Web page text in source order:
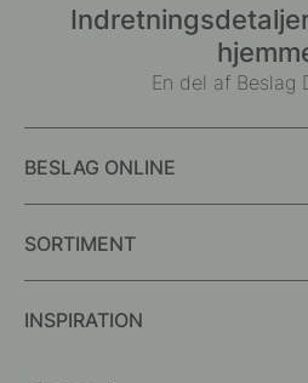
En del af Beslag
BESLAG ONLINE
SORTIMENT
INSPIRATION